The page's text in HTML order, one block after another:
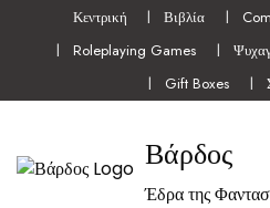
Κεντρική Βιβλία
Roleplaying Games
Gift Boxes
Βάρδος
Έδρα της